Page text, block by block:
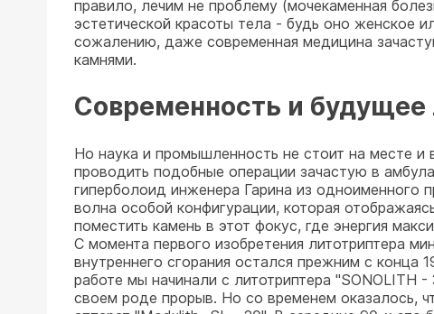
правило, лечим не проблему (мочекаменная
эстетической красоты тела - будь оно женское
сожалению, даже современная медицина
камнями.
Современность и будущее
Но наука и промышленность не стоит на месте и
проводить подобные операции зачастую в
гиперболоид инженера Гарина из одноименного
волна особой конфигурации, которая
поместить камень в этот фокус, где энергия
С момента первого изобретения литотриптера
внутреннего сгорания остался прежним с
работе мы начинали с литотриптера
своем роде прорыв. Но со временем оказалось,